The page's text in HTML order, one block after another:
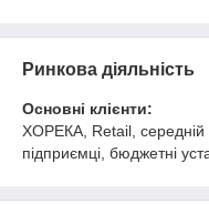
Ринкова діяльність
Основні клієнти:
ХОРЕКА, Retail, середній
підприємці, бюджетні